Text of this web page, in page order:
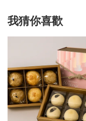
我猜你喜歡